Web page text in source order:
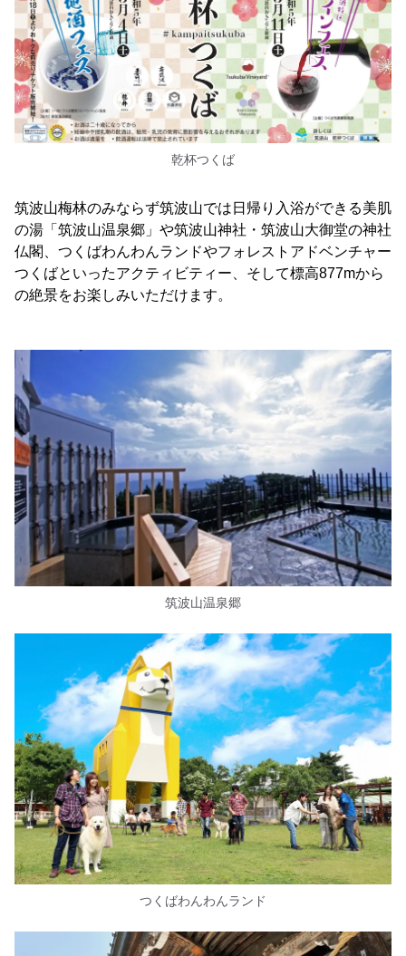
乾杯つくば
筑波山梅林のみならず筑波山では日帰り入浴ができる美肌
の湯「筑波山温泉郷」や筑波山神社・筑波山大御堂の神社
仏閣、つくばわんわんランドやフォレストアドベンチャー
つくばといったアクティビティー、そして標高877mから
の絶景をお楽しみいただけます。
筑波山温泉郷
つくばわんわんランド